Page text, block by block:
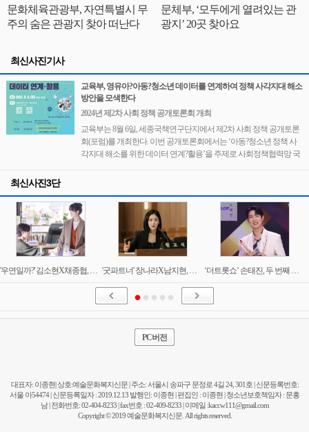
문화체육관광부, 자연특별시 무
주의 숨은 관광지 찾아 떠난다
문체부, ‘모두에게 열려있는 관
광지’ 20곳 찾아요
최신사진기사
교육부, 영유아?아동?청소년 데이터를 연계하여 정책 사각지대 해소
방안을 모색한다
2024년 제2차 사회 정책 공개토론회 개최
교육부는 8월 6일, 세종국책연구단지에서 제2차 사회 정책 공개토론
회(포럼)를 개최한다. 이번 공개토론회에서는 ‘아동?청소년 정책 사
각지대 해소를 위한 데이터 연계?활용’을 주제로 사회정책협력망 국
최신사진3단
PC버전
대표자: 이종현| 상호:예술문화복지신문 | 주소: 서울시 송파구 문정로 4길 24, 301호 | 신문등록번호:
서울 아54474 | 신문등록일자 : 2019.12.13 발행인: 이종현 | 편집인 : 이종현 | 청소년보호책임자 : 문홍
남 | 전화번호: 02-404-8233 | fax번호 : 02-409-8233 | 이메일 :kaccw111@gmail.com
Copyright © 2019 예술문화복지신문. All rights reserved.